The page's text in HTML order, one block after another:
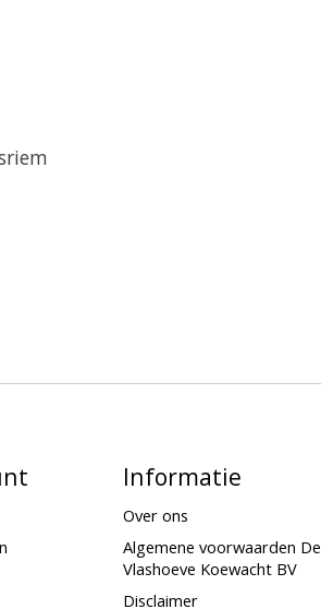
Informatie
Over ons
Algemene voorwaarden De
Vlashoeve Koewacht BV
Disclaimer